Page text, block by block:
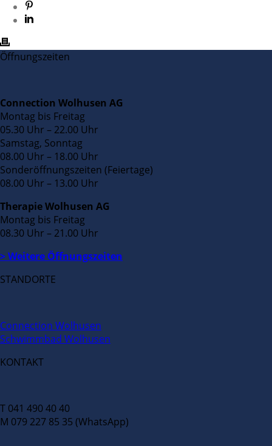
Öffnungszeiten
Connection Wolhusen AG
Montag bis Freitag
05.30 Uhr – 22.00 Uhr
Samstag, Sonntag
08.00 Uhr – 18.00 Uhr
Sonderöffnungszeiten (Feiertage)
08.00 Uhr – 13.00 Uhr
Therapie Wolhusen AG
Montag bis Freitag
08.30 Uhr – 21.00 Uhr
> Weitere Öffnungszeiten
STANDORTE
Connection Wolhusen
Schwimmbad Wolhusen
KONTAKT
T 041 490 40 40
M 079 227 85 35 (WhatsApp)